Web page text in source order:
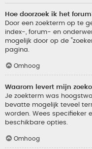
Hoe doorzoek ik het
Door een zoekterm op te
index-, forum- en
mogelijk door op de
pagina.
Omhoog
Waarom levert mijn
Je zoekterm was
bevatte mogelijk teveel
worden. Wees specifieker
beschikbare opties.
Omhoog